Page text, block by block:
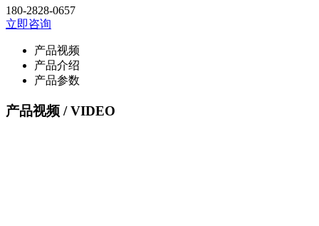
180-2828-0657
立即咨询
产品视频
产品介绍
产品参数
产品视频 / VIDEO